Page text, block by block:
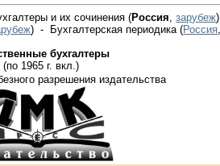
и их сочинения (Россия ,зарубеж)
) - Бухгалтерская периодика(Россия
бухгалтеры
(по 1965 г. вкл.)
разрешения издательства